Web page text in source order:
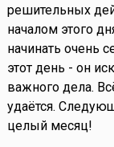
решительных
началом этого
начинать очень
этот день - он
важного дела.
удаётся.
целый месяц!